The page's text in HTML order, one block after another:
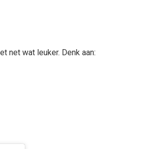
net wat leuker. Denk aan: